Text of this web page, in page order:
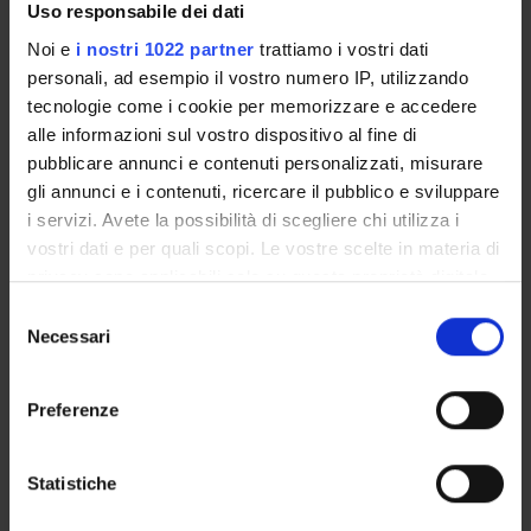
Uso responsabile dei dati
Noi e i nostri 1022 partner trattiamo i vostri dati
personali, ad esempio il vostro numero IP, utilizzando
tecnologie come i cookie per memorizzare e accedere
alle informazioni sul vostro dispositivo al fine di
pubblicare annunci e contenuti personalizzati, misurare
gli annunci e i contenuti, ricercare il pubblico e sviluppare
i servizi. Avete la possibilità di scegliere chi utilizza i
vostri dati e per quali scopi. Le vostre scelte in materia di
privacy sono applicabili solo su questa proprietà digitale
modificare o revocare il proprio consenso in qualsiasi
momento dalla Dichiarazione sui cookie o facendo clic
raccogliere informazioni sulla tua posizione
geografica, con un'approssimazione di qualche
delNecessari
Preferenze
Statistiche
ATTIVITÀ
AREE DI RICERCA
GRUPPI DI RICERCA
DOTTORATI DI RICERCA
STRUTTURE
BIBLIOTECHE